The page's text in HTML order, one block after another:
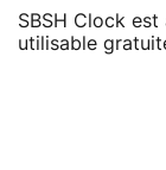
SBSH Clock
utilisable